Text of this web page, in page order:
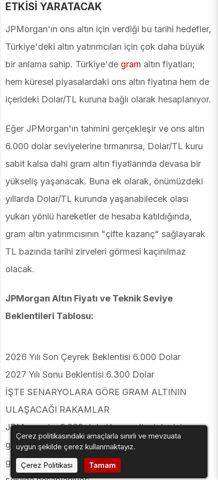
ETKİSİ YARATACAK
JPMorgan'ın ons altın için verdiği bu tarihi hedefler,
Türkiye'deki altın yatırımcıları için çok daha büyük
bir anlama sahip. Türkiye'de gram altın fiyatları;
hem küresel piyasalardaki ons altın fiyatına hem de
içerideki Dolar/TL kuruna bağlı olarak hesaplanıyor.
Eğer JPMorgan'ın tahmini gerçekleşir ve ons altın
6.000 dolar seviyelerine tırmanırsa, Dolar/TL kuru
sabit kalsa dahi gram altın fiyatlarında devasa bir
yükseliş yaşanacak. Buna ek olarak, önümüzdeki
yıllarda Dolar/TL kurunda yaşanabilecek olası
yukarı yönlü hareketler de hesaba katıldığında,
gram altın yatırımcısının "çifte kazanç" sağlayarak
TL bazında tarihi zirveleri görmesi kaçınılmaz
olacak.
JPMorgan Altın Fiyatı ve Teknik Seviye
Beklentileri Tablosu:
2026 Yılı Son Çeyrek Beklentisi 6.000 Dolar
2027 Yılı Sonu Beklentisi 6.300 Dolar
İŞTE SENARYOLARA GÖRE GRAM ALTININ
ULAŞACAĞI RAKAMLAR
JPMorgan'ın 6.000 dolarlık ons altın tahmini
gerçekleştiğinde, farklı Dolar/TL kurlarına göre
gram altının ulaşacağı öngörülen seviyeler şu
Çerez politikasındaki amaçlarla sınırlı ve mevzuata
uygun şekilde çerez kullanmaktayız.
Çerez Politikası
Tamam